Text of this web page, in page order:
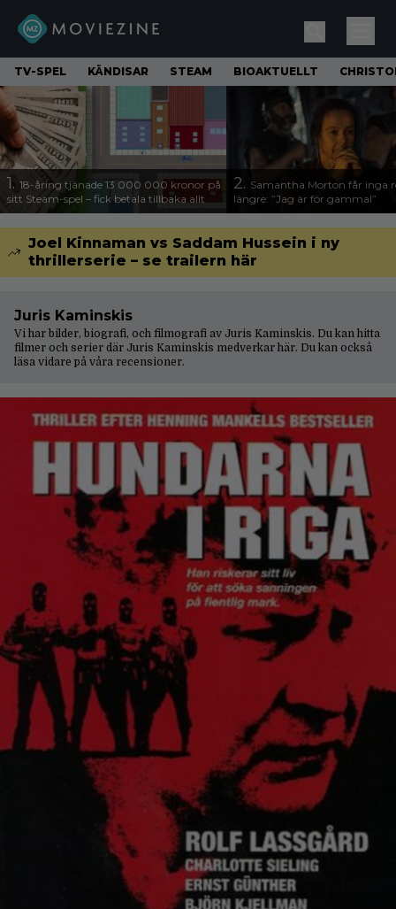
TV-SPEL KÄNDISAR STEAM BIOAKTUELLT
1. 18-åring tjänade 13 000 000 kronor på
sitt Steam-spel – fick betala tillbaka allt
2. Samantha Morton får inga
längre: ”Jag är för gammal”
Joel Kinnaman vs Saddam Hussein i ny
thrillerserie – se trailern här
Juris Kaminskis
Vi har bilder, biografi, och filmografi av Juris Kaminskis. Du kan hitta
filmer och serier där Juris Kaminskis medverkar här. Du kan också
läsa vidare på våra recensioner.